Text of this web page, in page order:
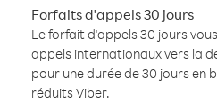
Forfaits d'appels 30 jours
Le forfait d'appels 30 jours
appels internationaux vers la
pour une durée de 30 jours en
réduits Viber.